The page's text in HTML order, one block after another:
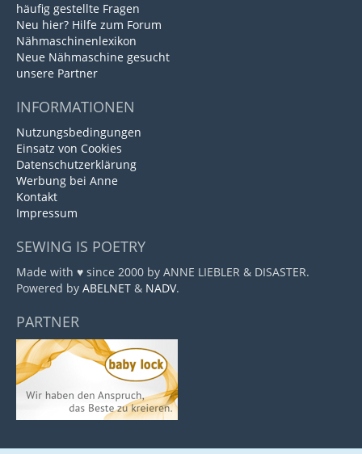
häufig gestellte Fragen
Neu hier? Hilfe zum Forum
Nähmaschinenlexikon
Neue Nähmaschine gesucht
unsere Partner
INFORMATIONEN
Nutzungsbedingungen
Einsatz von Cookies
Datenschutzerklärung
Werbung bei Anne
Kontakt
Impressum
SEWING IS POETRY
Made with ♥ since 2000 by ANNE LIEBLER & DISASTER.
Powered by ABELNET & NADV.
PARTNER